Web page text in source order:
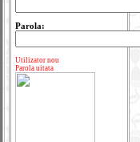
Parola:
Utilizator nou
Parola uitata